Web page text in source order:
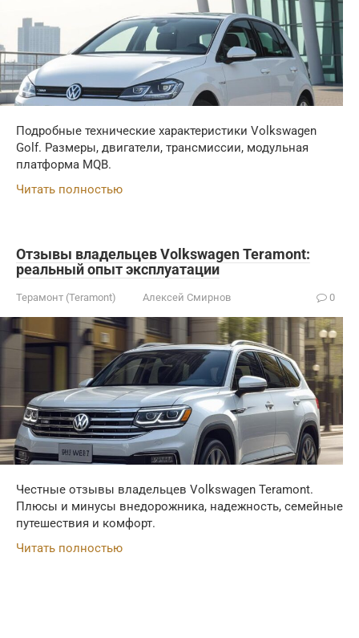
Подробные технические характеристики Volkswagen
Golf. Размеры, двигатели, трансмиссии, модульная
платформа MQB.
Читать полностью
Отзывы владельцев Volkswagen Teramont:
реальный опыт эксплуатации
Терамонт (Teramont) Алексей Смирнов 0
Честные отзывы владельцев Volkswagen Teramont.
Плюсы и минусы внедорожника, надежность, семейные
путешествия и комфорт.
Читать полностью